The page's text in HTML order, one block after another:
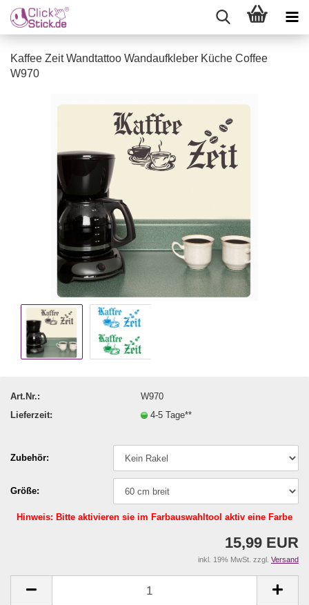
Kaffee Zeit Wandtattoo Wandaufkleber Küche Coffee
W970
Art.Nr.:
W970
Lieferzeit:
4-5 Tage**
Zubehör:
Größe:
Hinweis: Bitte aktivieren sie im Farbauswahltool aktiv eine Farbe
15,99 EUR
inkl. 19% MwSt. zzgl. Versand